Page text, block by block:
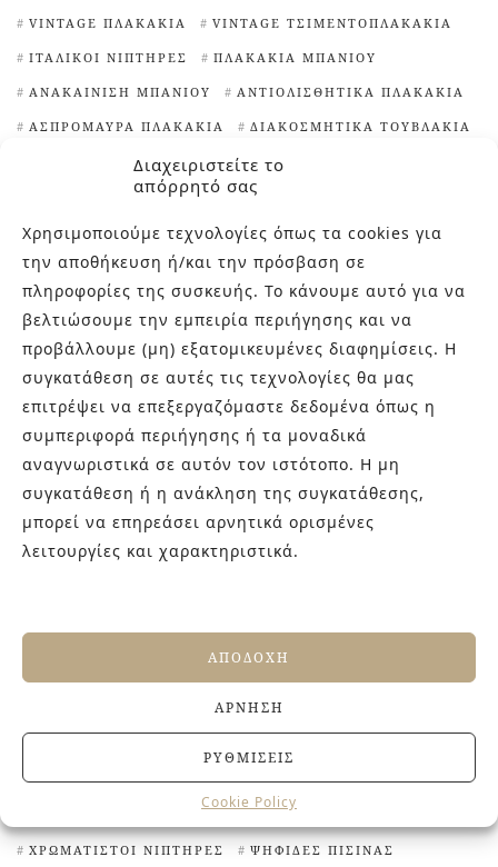
Διαχειριστείτε το
απόρρητό σας
Χρησιμοποιούμε τεχνολογίες όπως τα cookies για
την αποθήκευση ή/και την πρόσβαση σε
πληροφορίες της συσκευής. Το κάνουμε αυτό για να
βελτιώσουμε την εμπειρία περιήγησης και να
προβάλλουμε (μη) εξατομικευμένες διαφημίσεις. Η
συγκατάθεση σε αυτές τις τεχνολογίες θα μας
επιτρέψει να επεξεργαζόμαστε δεδομένα όπως η
συμπεριφορά περιήγησης ή τα μοναδικά
αναγνωριστικά σε αυτόν τον ιστότοπο. Η μη
συγκατάθεση ή η ανάκληση της συγκατάθεσης,
μπορεί να επηρεάσει αρνητικά ορισμένες
λειτουργίες και χαρακτηριστικά.
ΑΠΟΔΟΧΉ
ΆΡΝΗΣΗ
ΡΥΘΜΊΣΕΙΣ
Cookie Policy
VINTAGE ΠΛΑΚΆΚΙΑ VINTAGE ΤΣΙΜΕΝΤΟΠΛΑΚΆΚΙΑ
ΙΤΑΛΙΚΟΊ ΝΙΠΤΉΡΕΣ ΠΛΑΚΆΚΙΑ ΜΠΆΝΙΟΥ
ΑΝΑΚΑΊΝΙΣΗ ΜΠΆΝΙΟΥ ΑΝΤΙΟΛΙΣΘΗΤΙΚΆ ΠΛΑΚΆΚΙΑ
ΑΣΠΡΌΜΑΥΡΑ ΠΛΑΚΆΚΙΑ ΔΙΑΚΟΣΜΗΤΙΚΆ ΤΟΥΒΛΆΚΙΑ
ΕΊΔΗ ΥΓΙΕΙΝΉΣ ΑΘΉΝΑ ΕΞΆΓΩΝΑ ΠΛΑΚΆΚΙΑ
ΙΔΈΕΣ ΓΙΑ ΠΛΑΚΆΚΙΑ ΚΟΥΖΊΝΑΣ
ΙΔΙΑΊΤΕΡΑ ΠΛΑΚΆΚΙΑ
ΙΔΙΑΊΤΕΡΑ ΠΛΑΚΆΚΙΑ ΚΟΥΖΊΝΑΣ
ΙΔΙΑΊΤΕΡΕΣ ΨΗΦΊΔΕΣ ΠΙΣΊΝΑΣ
ΚΑΘΑΡΙΣΤΙΚΌ ΑΛΆΤΩΝ ΜΑΡΟΚΙΝΆ ΠΛΑΚΆΚΙΑ
ΜΠΑΝΙΈΡΕΣ ΕΛΕΎΘΕΡΗΣ ΤΟΠΟΘΈΤΗΣΗΣ
ΝΙΠΤΉΡΕΣ ΜΠΆΝΙΟΥ ΠΙΣΊΝΕΣ
ΠΛΑΚΆΚΙΑ TERRAZZO ΠΛΑΚΆΚΙΑ ΑΠΟΜΊΜΗΣΗ ΞΎΛΟΥ
ΠΛΑΚΆΚΙΑ ΓΙΑ ΕΠΈΝΔΥΣΗ ΤΟΊΧΩΝ
ΠΛΑΚΆΚΙΑ ΕΞΩΤΕΡΙΚΟΎ ΧΏΡΟΥ ΠΛΑΚΆΚΙΑ ΚΟΥΖΊΝΑΣ
ΠΛΑΚΆΚΙΑ ΜΕ ΓΕΩΜΕΤΡΙΚΆ ΣΧΈΔΙΑ
ΠΡΆΣΙΝΑ ΠΛΑΚΆΚΙΑ
ΦΛΟΡΆΛ ΠΛΑΚΆΚΙΑ ΧΕΙΡΟΠΟΊΗΤΑ ΠΛΑΚΆΚΙΑ
ΧΡΩΜΑΤΙΣΤΈΣ ΜΠΑΝΙΈΡΕΣ
ΧΡΩΜΑΤΙΣΤΟΊ ΝΙΠΤΉΡΕΣ ΨΗΦΊΔΕΣ ΠΙΣΊΝΑΣ